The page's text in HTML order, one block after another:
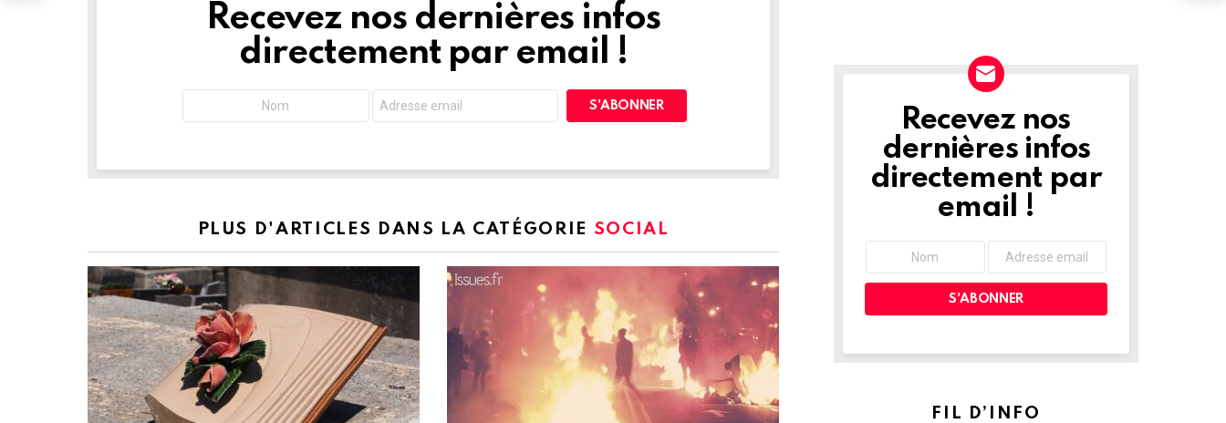
NEWSLETTERRecevez nos dernières infos
directement par email !
PLUS D'ARTICLES DANS LA CATÉGORIE SOCIAL
NEWSLETTER
Recevez nos
dernières infos
directement par
email !
FIL D’INFO